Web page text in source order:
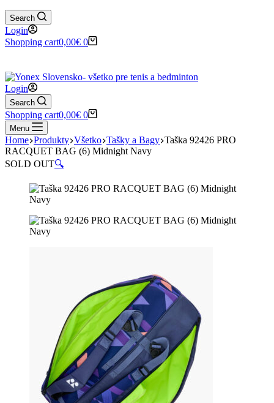
Search
Login
Shopping cart0,00€ 0
Login
Search
Shopping cart0,00€ 0
Menu
Home Produkty Všetko Tašky a Bagy Taška 92426 PRO
RACQUET BAG (6) Midnight Navy
SOLD OUT🔍